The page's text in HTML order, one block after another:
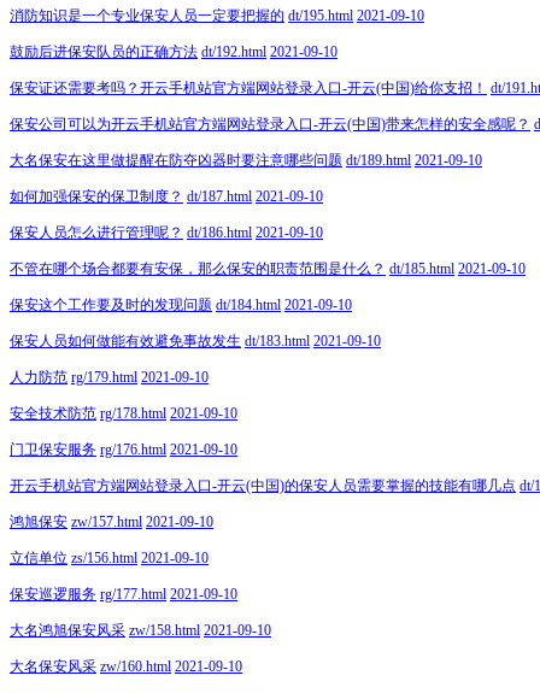
消防知识是一个专业保安人员一定要把握的 dt/195.html 2021-09-10
鼓励后进保安队员的正确方法 dt/192.html 2021-09-10
保安证还需要考吗？开云手机站官方端网站登录入口-开云(中国)给你支招！ dt/
保安公司可以为开云手机站官方端网站登录入口-开云(中国)带来怎样的安全感呢？
大名保安在这里做提醒在防夺凶器时要注意哪些问题 dt/189.html 2021-09-10
如何加强保安的保卫制度？ dt/187.html 2021-09-10
保安人员怎么进行管理呢？ dt/186.html 2021-09-10
不管在哪个场合都要有安保，那么保安的职责范围是什么？ dt/185.html 2021-09-10
保安这个工作要及时的发现问题 dt/184.html 2021-09-10
保安人员如何做能有效避免事故发生 dt/183.html 2021-09-10
人力防范 rg/179.html 2021-09-10
安全技术防范 rg/178.html 2021-09-10
门卫保安服务 rg/176.html 2021-09-10
开云手机站官方端网站登录入口-开云(中国)的保安人员需要掌握的技能有哪几点 dt/
鸿旭保安 zw/157.html 2021-09-10
立信单位 zs/156.html 2021-09-10
保安巡逻服务 rg/177.html 2021-09-10
大名鸿旭保安风采 zw/158.html 2021-09-10
大名保安风采 zw/160.html 2021-09-10